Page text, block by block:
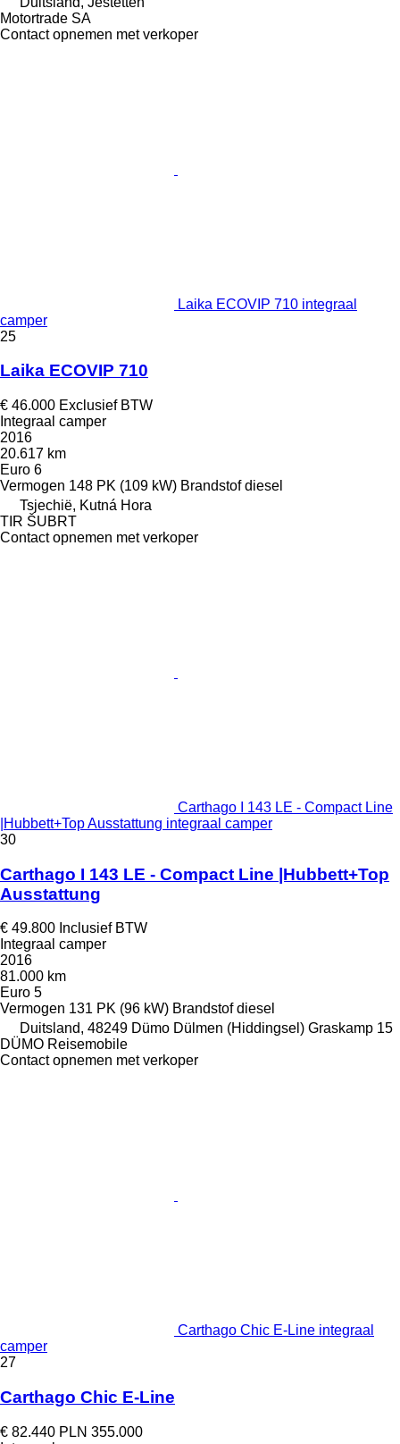
Motortrade SA
Contact opnemen met verkoper
Laika ECOVIP 710 integraal
camper
25
Laika ECOVIP 710
€ 46.000 Exclusief BTW
Integraal camper
2016
20.617 km
Euro 6
Vermogen 148 PK (109 kW) Brandstof diesel
Tsjechië, Kutná Hora
TIR ŠUBRT
Contact opnemen met verkoper
Carthago I 143 LE - Compact Line
|Hubbett+Top Ausstattung integraal camper
30
Carthago I 143 LE - Compact Line |Hubbett+Top
Ausstattung
€ 49.800 Inclusief BTW
Integraal camper
2016
81.000 km
Euro 5
Vermogen 131 PK (96 kW) Brandstof diesel
Duitsland, 48249 Dümo Dülmen (Hiddingsel) Graskamp 15
DÜMO Reisemobile
Contact opnemen met verkoper
Carthago Chic E-Line integraal
camper
27
Carthago Chic E-Line
€ 82.440 PLN 355.000